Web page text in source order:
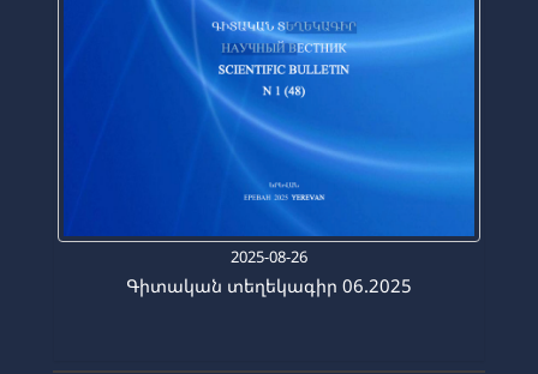
2025-08-26
Գիտական տեղեկագիր 06.2025